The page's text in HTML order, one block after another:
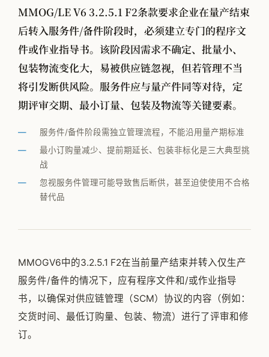
全部观点
供应链管理
MMOG/LE
学术发表
物流咨询公司怎么选
公司简介
新闻动态
MMOG/LE V6 3.2.5.1 F2条款要求企业在量产结束
后转入服务件/备件阶段时，必须建立专门的程序文
件或作业指导书。该阶段因需求不确定、批量小、
包装物流变化大，易被供应链忽视，但若管理不当
将引发断供风险。服务件应与量产件同等对待，定
期评审交期、最小订量、包装及物流等关键要素。
服务件/备件阶段需独立管理流程，不能沿用量产期标准
最小订购量减少、提前期延长、包装非标化是三大典型挑
战
忽视服务件管理可能导致售后断供，甚至迫使使用不合格
替代品
MMOGV6中的3.2.5.1 F2在当前量产结束并转入仅生产
服务件/备件的情况下，应有程序文件和/或作业指导
书，以确保对供应链管理（SCM）协议的内容（例如：
交货时间、最低订购量、包装、物流）进行了评审和修
订。